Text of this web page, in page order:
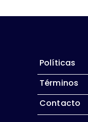
Políticas
Términos
Contacto